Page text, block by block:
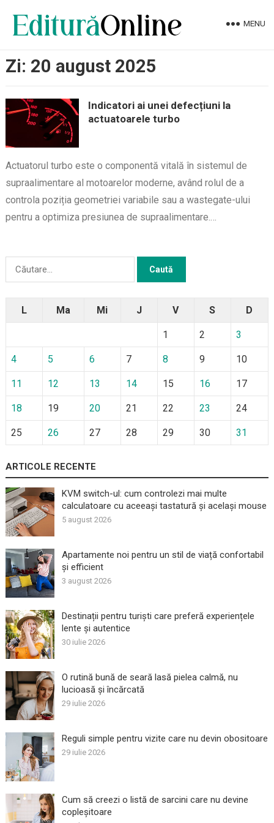
MENU
Zi: 20 august 2025
Indicatori ai unei defecțiuni la
actuatoarele turbo
Actuatorul turbo este o componentă vitală în sistemul de
supraalimentare al motoarelor moderne, având rolul de a
controla poziția geometriei variabile sau a wastegate-ului
pentru a optimiza presiunea de supraalimentare.…
Caută
L Ma Mi J V S D
1 2 3
4 5 6 7 8 9 10
11 12 13 14 15 16 17
18 19 20 21 22 23 24
25 26 27 28 29 30 31
ARTICOLE RECENTE
KVM switch-ul: cum controlezi mai multe
calculatoare cu aceeași tastatură și același mouse
5 august 2026
Apartamente noi pentru un stil de viață confortabil
și efficient
3 august 2026
Destinații pentru turiști care preferă experiențele
lente și autentice
30 iulie 2026
O rutină bună de seară lasă pielea calmă, nu
lucioasă și încărcată
29 iulie 2026
Reguli simple pentru vizite care nu devin obositoare
29 iulie 2026
Cum să creezi o listă de sarcini care nu devine
copleșitoare